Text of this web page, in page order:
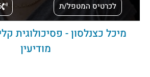
לכרטיס המטפל/ת
מיכל כצנלסון - פסיכולוגית
מודיעין